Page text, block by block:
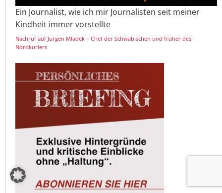
Ein Journalist, wie ich mir Journalisten seit meiner
Kindheit immer vorstellte
Nachruf auf Jürgen Mladek – Chef der Schwäbischen und früher des
Nordkuriers